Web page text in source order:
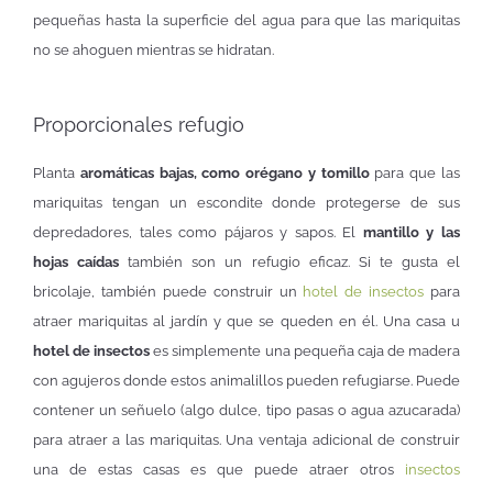
pequeñas hasta la superficie del agua para que las mariquitas
no se ahoguen mientras se hidratan.
Proporcionales refugio
Planta aromáticas bajas, como orégano y tomillopara que las
mariquitas tengan un escondite donde protegerse de sus
depredadores, tales como pájaros y sapos. El mantillo y las
hojas caídas también son un refugio eficaz. Si te gusta el
bricolaje, también puede construir un hotel de insectos para
atraer mariquitas al jardín y que se queden en él. Una casa u
hotel de insectos es simplemente una pequeña caja de madera
con agujeros donde estos animalillos pueden refugiarse. Puede
contener un señuelo (algo dulce, tipo pasas o agua azucarada)
para atraer a las mariquitas. Una ventaja adicional de construir
una de estas casas es que puede atraer otros insectos